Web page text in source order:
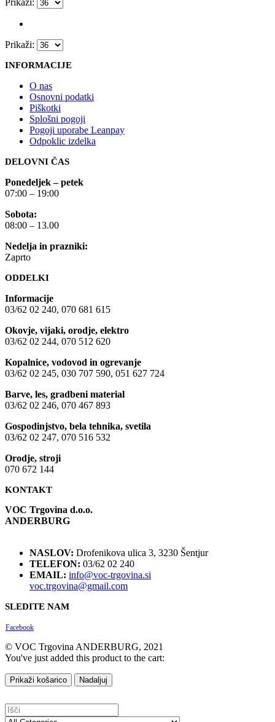
Prikaži:
INFORMACIJE
O nas
Osnovni podatki
Piškotki
Splošni pogoji
Pogoji uporabe Leanpay
Odpoklic izdelka
DELOVNI ČAS
Ponedeljek – petek
07:00 – 19:00
Sobota:
08:00 – 13.00
Nedelja in prazniki:
Zaprto
ODDELKI
Informacije
03/62 02 240, 070 681 615
Okovje, vijaki, orodje, elektro
03/62 02 244, 070 512 620
Kopalnice, vodovod in ogrevanje
03/62 02 245, 030 707 590, 051 627 724
Barve, les, gradbeni material
03/62 02 246, 070 467 893
Gospodinjstvo, bela tehnika, svetila
03/62 02 247, 070 516 532
Orodje, stroji
070 672 144
KONTAKT
VOC Trgovina d.o.o.
ANDERBURG
NASLOV: Drofenikova ulica 3, 3230 Šentjur
TELEFON: 03/62 02 240
EMAIL: info@voc-trgovina.si
voc.trgovina@gmail.com
SLEDITE NAM
Facebook
© VOC Trgovina ANDERBURG, 2021
You've just added this product to the cart:
Prikaži košarico Nadaljuj